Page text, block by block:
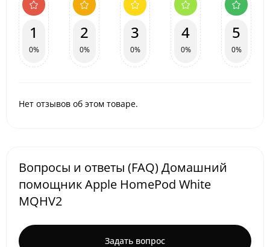
1
0%
2
0%
3
0%
4
0%
5
0%
Нет отзывов об этом товаре.
Вопросы и ответы (FAQ) Домашний
помощник Apple HomePod White
MQHV2
Задать вопрос